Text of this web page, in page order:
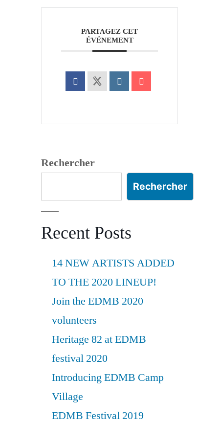
PARTAGEZ CET
ÉVÉNEMENT
Rechercher
Rechercher
Recent Posts
14 NEW ARTISTS ADDED
TO THE 2020 LINEUP!
Join the EDMB 2020
volunteers
Heritage 82 at EDMB
festival 2020
Introducing EDMB Camp
Village
EDMB Festival 2019